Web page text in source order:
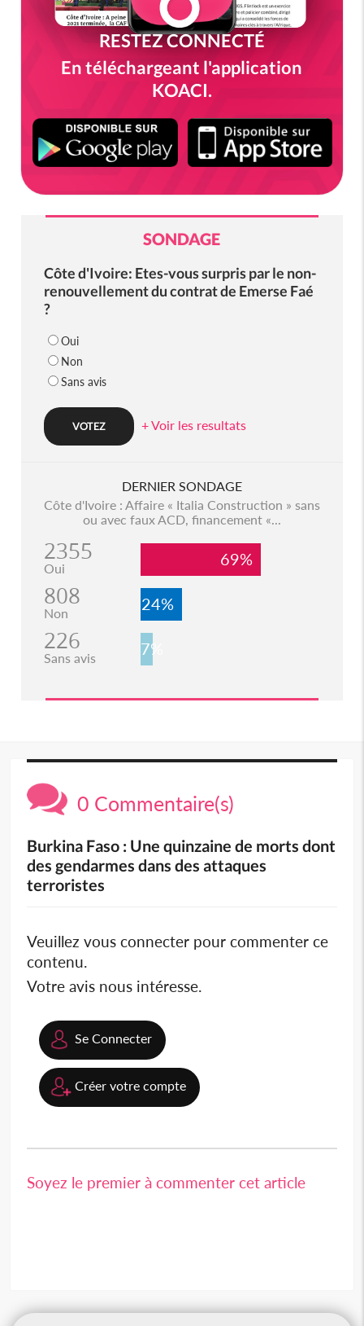
RESTEZ CONNECTÉ
En téléchargeant l'application
KOACI.
SONDAGE
Côte d'Ivoire: Etes-vous surpris par le non-
renouvellement du contrat de Emerse Faé
?
Oui
Non
Sans avis
+ Voir les resultats
DERNIER SONDAGE
Côte d'Ivoire : Affaire « Italia Construction » sans
ou avec faux ACD, financement «...
2355
Oui 69%
808
Non 24%
226
Sans avis 7%
0 Commentaire(s)
Burkina Faso : Une quinzaine de morts dont
des gendarmes dans des attaques
terroristes
Veuillez vous connecter pour commenter ce
contenu.
Votre avis nous intéresse.
Se Connecter
Créer votre compte
Soyez le premier à commenter cet article